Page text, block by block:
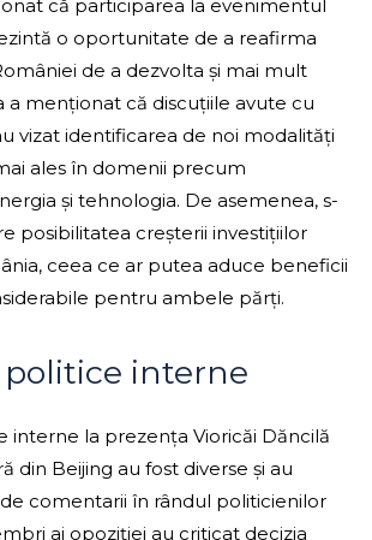
că participarea la evenimentul
o oportunitate de a reafirma
de a dezvolta și mai mult
a menționat că discuțiile avute cu
vizat identificarea de noi modalități
ales în domenii precum
și tehnologia. De asemenea, s-
posibilitatea creșterii investițiilor
ceea ce ar putea aduce beneficii
pentru ambele părți.
politice interne
interne la prezența Vioricăi Dăncilă
din Beijing au fost diverse și au
comentarii în rândul politicienilor
ai opoziției au criticat decizia